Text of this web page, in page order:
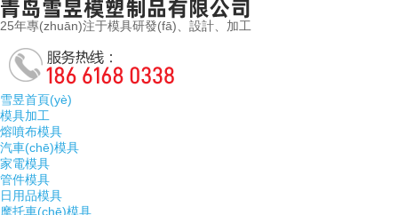
25年專(zhuān)注于模具研發(fā)、設計、加工
雪昱首頁(yè)
模具加工
熔噴布模具
汽車(chē)模具
家電模具
管件模具
日用品模具
摩托車(chē)模具